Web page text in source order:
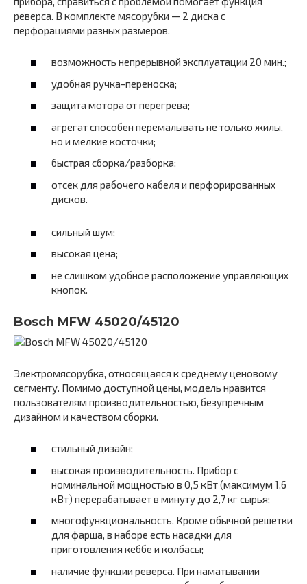
реверса. В комплекте мясорубки — 2 диска с
перфорациями разных размеров.
возможность непрерывной эксплуатации 20 мин.;
удобная ручка-переноска;
защита мотора от перегрева;
агрегат способен перемалывать не только жилы,
но и мелкие косточки;
быстрая сборка/разборка;
отсек для рабочего кабеля и перфорированных
дисков.
сильный шум;
высокая цена;
не слишком удобное расположение управляющих
кнопок.
Bosch MFW 45020/45120
Электромясорубка, относящаяся к среднему ценовому
сегменту. Помимо доступной цены, модель нравится
пользователям производительностью, безупречным
дизайном и качеством сборки.
стильный дизайн;
высокая производительность. Прибор с
номинальной мощностью в 0,5 кВт (максимум 1,6
кВт) перерабатывает в минуту до 2,7 кг сырья;
многофункциональность. Кроме обычной решетки
для фарша, в наборе есть насадки для
приготовления кеббе и колбасы;
наличие функции реверса. При наматывании